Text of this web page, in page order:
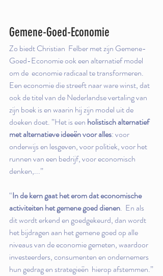
Gemene-Goed-Economie
Zo biedt Christian  Felber met zijn Gemene-
Goed-Economie ook een alternatief model
om de  economie radicaal te transformeren.
Een economie die streeft naar ware winst, dat
ook de titel van de Nederlandse vertaling van
zijn boek is en waarin hij zijn model uit de
doeken doet. ”Het is een holistisch alternatief
met alternatieve ideeën voor alles: voor
onderwijs en lesgeven, voor politiek, voor het
runnen van een bedrijf, voor economisch
denken,...”
“In de kern gaat het erom dat economische
activiteiten het gemene goed dienen.  En als
dit wordt erkend en goedgekeurd, dan wordt
het bijdragen aan het gemene goed op alle
niveaus van de economie gemeten, waardoor
investeerders, consumenten en ondernemers
hun gedrag en strategieën  hierop afstemmen.”